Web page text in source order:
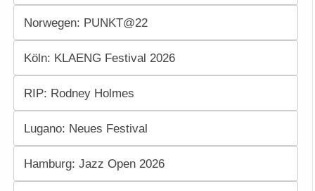
Norwegen: PUNKT@22
Köln: KLAENG Festival 2026
RIP: Rodney Holmes
Lugano: Neues Festival
Hamburg: Jazz Open 2026